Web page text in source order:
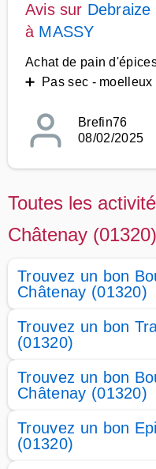
Avis sur Debraize
à MASSY
Achat de pain
➕ Pas sec - moelleux
Brefin76
08/02/2025
Toutes les
Châtenay (01320)
Trouvez un bon
Châtenay (01320)
Trouvez un bon
(01320)
Trouvez un bon
Châtenay (01320)
Trouvez un bon
(01320)